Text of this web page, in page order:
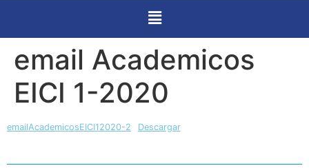
email Academicos
EICI 1-2020
emailAcademicosEICI12020-2 Descargar